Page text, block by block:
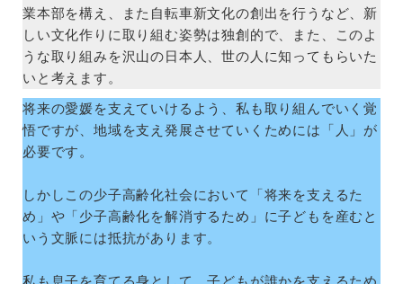
業本部を構え、また自転車新文化の創出を行うなど、新
しい文化作りに取り組む姿勢は独創的で、また、このよ
うな取り組みを沢山の日本人、世の人に知ってもらいた
いと考えます。
将来の愛媛を支えていけるよう、私も取り組んでいく覚
悟ですが、地域を支え発展させていくためには「人」が
必要です。
しかしこの少子高齢化社会において「将来を支えるた
め」や「少子高齢化を解消するため」に子どもを産むと
いう文脈には抵抗があります。
私も息子を育てる身として、子どもが誰かを支えるため